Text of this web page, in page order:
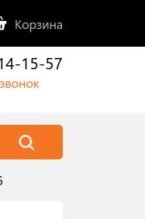
Корзина
15-57